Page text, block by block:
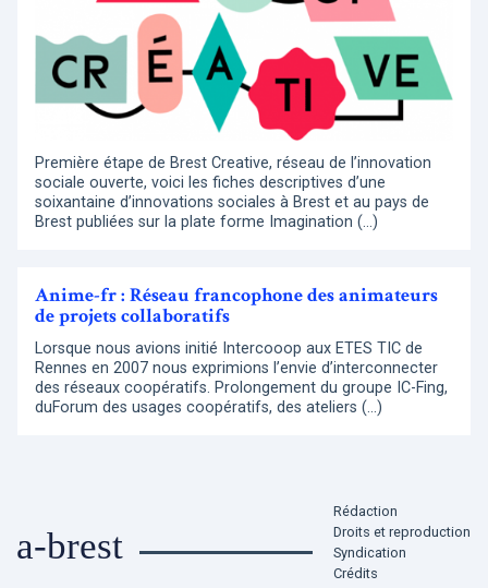
Première étape de Brest Creative, réseau de l’innovation
sociale ouverte, voici les fiches descriptives d’une
soixantaine d’innovations sociales à Brest et au pays de
Brest publiées sur la plate forme Imagination (…)
Anime-fr : Réseau francophone des animateurs
de projets collaboratifs
Lorsque nous avions initié Intercooop aux ETES TIC de
Rennes en 2007 nous exprimions l’envie d’interconnecter
des réseaux coopératifs. Prolongement du groupe IC-Fing,
duForum des usages coopératifs, des ateliers (…)
a-brest
Rédaction
Droits et reproduction
Syndication
Crédits